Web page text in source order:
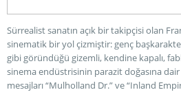
Sürrealist sanatın açık bir takipçisi olan
sinematik bir yol çizmiştir: genç
gibi göründüğü gizemli, kendine kapalı,
sinema endüstrisinin parazit doğasına
mesajları “Mulholland Dr.” ve “Inland